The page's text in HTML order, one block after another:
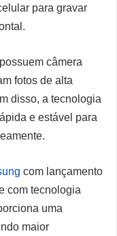
para gravar
câmera
fotos de alta
disso, a tecnologia
e estável para
com lançamento
com tecnologia
uma
maior